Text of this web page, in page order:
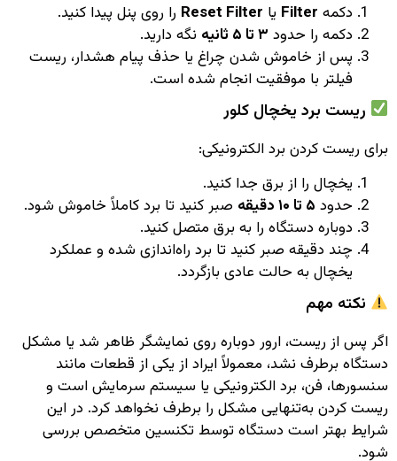
دکمه Filter یا Reset Filter را روی پنل پیدا کنید.
دکمه را حدود ۳ تا ۵ ثانیه
نگه دارید.
پس از خاموش شدن چراغ یا حذف پیام هشدار، ریست
فیلتر با موفقیت انجام شده است.
ریست برد یخچال کلور
برای ریست کردن برد الکترونیکی:
یخچال را از برق جدا کنید.
حدود ۵ تا ۱۰ دقیقه
صبر کنید تا برد کاملاً خاموش شود.
دوباره دستگاه را به برق متصل کنید.
چند دقیقه صبر کنید تا برد راه‌اندازی شده و عملکرد
یخچال به حالت عادی بازگردد.
نکته مهم
اگر پس از ریست، ارور دوباره روی نمایشگر ظاهر شد یا مشکل
دستگاه برطرف نشد، معمولاً ایراد از یکی از قطعات مانند
سنسورها، فن، برد الکترونیکی یا سیستم سرمایش است و
ریست کردن به‌تنهایی مشکل را برطرف نخواهد کرد. در این
شرایط بهتر است دستگاه توسط تکنسین متخصص بررسی
شود.